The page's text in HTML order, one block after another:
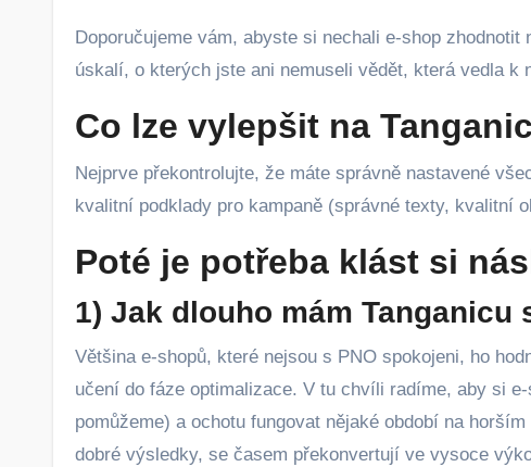
Doporučujeme vám, abyste si nechali e-shop
úskalí, o kterých jste ani nemuseli vědět, která vedla k
Co lze vylepšit na
Nejprve překontrolujte, že máte správně nastavené
kvalitní podklady pro kampaně (správné texty,
Poté je potřeba klást si
1) Jak dlouho mám Tanganicu
Většina e-shopů, které nejsou s PNO spokojeni, ho
učení do fáze optimalizace. V tu chvíli radíme, aby si
pomůžeme) a ochotu fungovat nějaké období na
dobré výsledky, se časem překonvertují ve vysoce